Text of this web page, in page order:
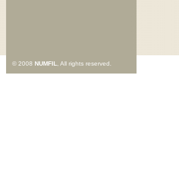
© 2008 NUMFIL , All rights reserved.